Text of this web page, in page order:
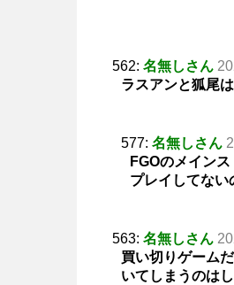
562: 名無しさん
ラスアンと狐尾
577: 名無しさん
FGOのメイン
プレイしてない
563: 名無しさん
買い切りゲーム
いてしまうのは